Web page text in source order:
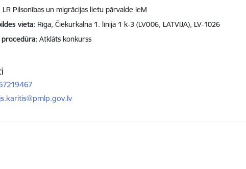
LR Pilsonības un migrācijas lietu pārvalde IeM
vieta Rīga, Čiekurkalna 1. līnija 1 k-3 (LV006, LATVIJA), LV-1026
Atklāts konkurss